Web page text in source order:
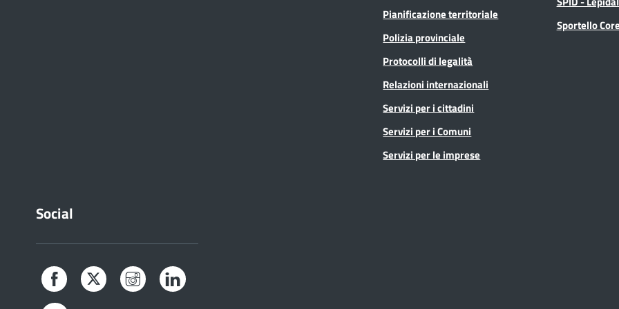
Pianificazione territoriale
Polizia provinciale
Protocolli di legalità
Relazioni internazionali
Servizi per i cittadini
Servizi per i Comuni
Servizi per le imprese
Sportello
Social
Facebook Twitter Instagram